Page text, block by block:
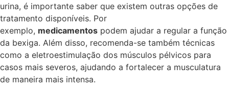
urina, é importante saber que existem outras opções de
tratamento disponíveis. Por
exemplo, medicamentos podem ajudar a regular a função
da bexiga. Além disso, recomenda-se também técnicas
como a eletroestimulação dos músculos pélvicos para
casos mais severos, ajudando a fortalecer a musculatura
de maneira mais intensa.